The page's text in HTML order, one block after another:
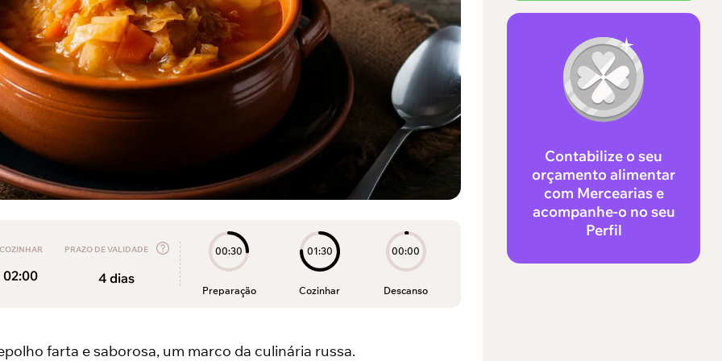
02:00
PRAZO DE VALIDADE
4 dias
00:30
Preparação
01:30
Cozinhar
00:00
Descanso
farta e saborosa, um marco da culinária russa.
Contabilize o seu
orçamento alimentar
com Mercearias e
acompanhe-o no seu
Perfil